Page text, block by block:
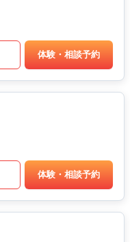
体験・相談予約
体験・相談予約